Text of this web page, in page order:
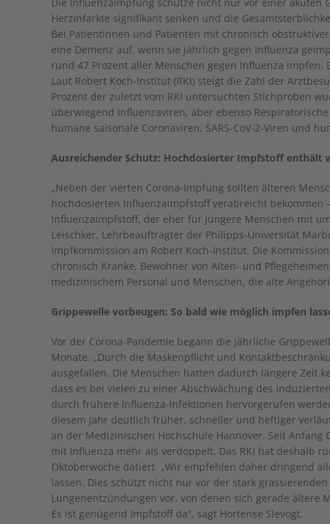
Herzinfarkte signifikant senken und die
Bei Patientinnen und Patienten mit chronisch
eine Demenz auf, wenn sie jährlich gegen Influenza
rund 47 Prozent aller Menschen gegen Influenza
Laut Robert Koch-Institut (RKI) steigt die Zahl der
Prozent der zuletzt vom RKI untersuchten Stichproben
überwiegend Influenzaviren, aber ebenso
humane saisonale Coronaviren, SARS-CoV-2-Viren und
Ausreichender Schutz: Hochdosierter Impfstoff enthält
„Neben der vierten Corona-Impfung sollten älteren
hochdosierten Influenzaimpfstoff verabreicht
Influenzaimpfstoff, der eher für jüngere Menschen mit
Leischker, Lehrbeauftragter der Philipps-Universität
Impfkommission am Robert Koch-Institut. Die
chronisch Kranke, Bewohner von Alten- und
medizinischem Personal und Menschen, die alte
Grippewelle vorbeugen: So bald wie möglich impfen
Vor der Corona-Pandemie begann die jährliche
Monate. „Durch die Maskenpflicht und
ausgefallen. Die Menschen hatten dadurch längere Zeit
dass es bei vielen zu einer Abschwächung des
durch frühere Influenza-Infektionen hervorgerufen
diesem Jahr deutlich früher, schneller und heftiger
an der Medizinischen Hochschule Hannover. Seit
mit Influenza mehr als verdoppelt. Das RKI hat deshalb
Oktoberwoche datiert. „Wir empfehlen daher dringend
lassen. Dies schützt nicht nur vor der stark
Lungenentzündungen vor, von denen sich gerade ältere
Es ist genügend Impfstoff da“, sagt Hortense Slevogt.